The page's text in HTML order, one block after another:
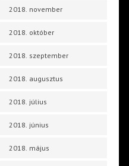
2018. november
2018. október
2018. szeptember
2018. augusztus
2018. július
2018. június
2018. május